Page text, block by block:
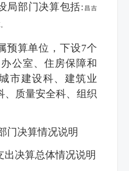
局部门决算包括: 昌吉
预算单位，下设7个
公室、住房保障和
市建设科、建筑业
、质量安全科、组织
门决算情况说明
出决算总体情况说明